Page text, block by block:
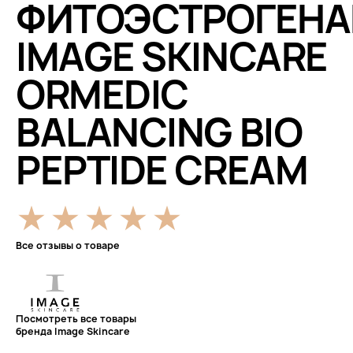
IMAGE SKINCARE
ORMEDIC
BALANCING BIO
PEPTIDE CREAM
Все отзывы о товаре
Посмотреть все товары
бренда Image Skincare